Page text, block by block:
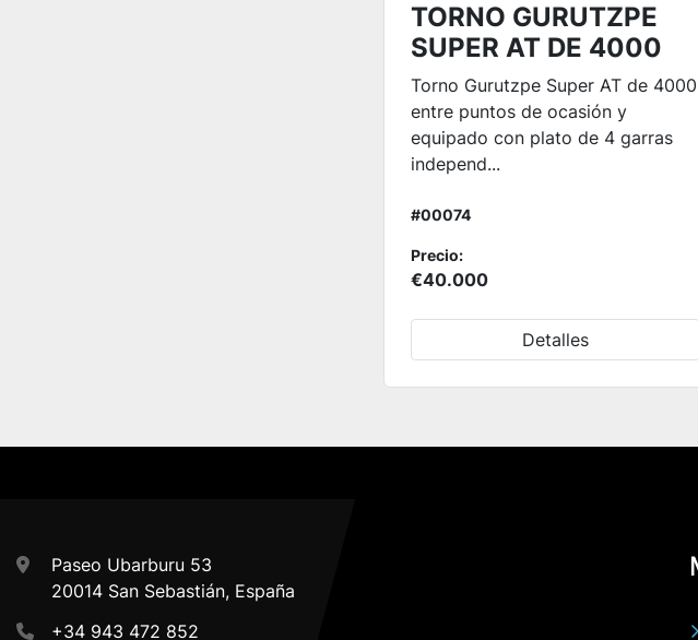
TORNO GURUTZPE
SUPER AT DE 4000
Torno Gurutzpe Super AT de 4000
entre puntos de ocasión y
equipado con plato de 4 garras
independ...
#00074
Precio:
€40.000
Detalles
Paseo Ubarburu 53
20014 San Sebastián, España
+34 943 472 852